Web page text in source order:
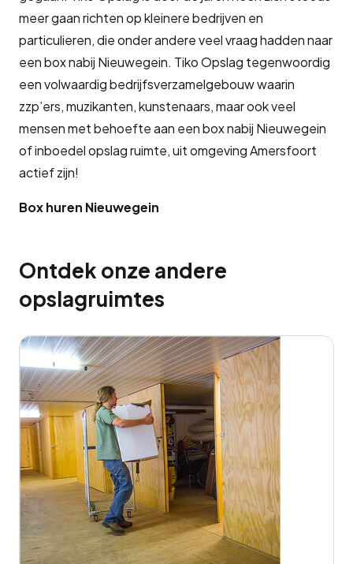
meer gaan richten op kleinere bedrijven en
particulieren, die onder andere veel vraag hadden naar
een box nabij Nieuwegein. Tiko Opslag tegenwoordig
een volwaardig bedrijfsverzamelgebouw waarin
zzp’ers, muzikanten, kunstenaars, maar ook veel
mensen met behoefte aan een box nabij Nieuwegein
of inboedel opslag ruimte, uit omgeving Amersfoort
actief zijn!
Box huren Nieuwegein
Ontdek onze andere
opslagruimtes